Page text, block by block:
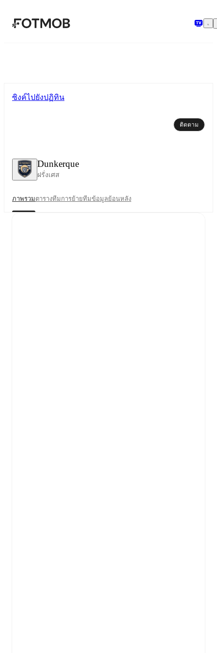
ข้ามไปยังเนื้อหาหลัก
Dunkerque
ฝรั่งเศส
ซิงค์ไปยังปฏิทิน
ติดตาม
ภาพรวมตารางทีมการย้ายทีมข้อมูลย้อนหลัง